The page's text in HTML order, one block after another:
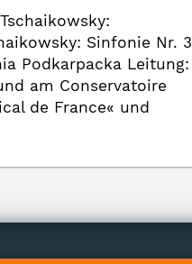
Sinfonie Nr. 3
Podkarpacka Leitung:
am Conservatoire
de France« und